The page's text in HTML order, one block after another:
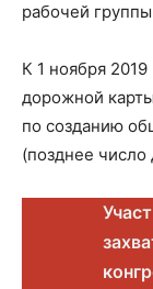
рабочей
К 1 ноября
дорожной
по созданию
(позднее